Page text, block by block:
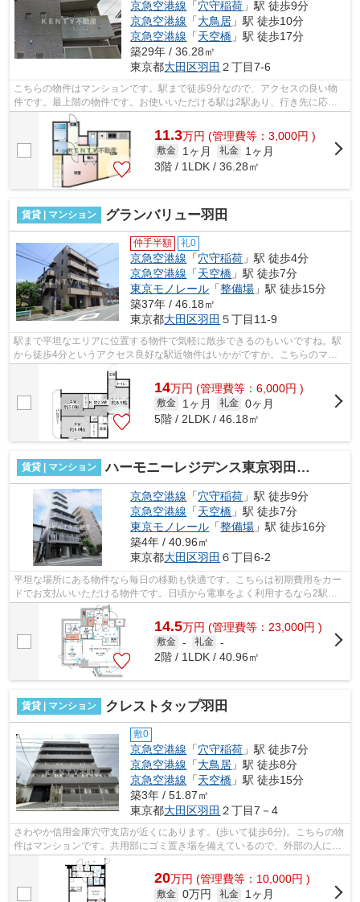
京急空港線 「穴守稲荷 」駅 徒歩9分
京急空港線 「大鳥居 」駅 徒歩10分
京急空港線 「天空橋 」駅 徒歩17分
築29年 / 36.28㎡
東京都大田区羽田 ２丁目7-6
こちらの物件はマンションです。駅まで徒歩9分なので、アクセスの良い物
件です。最上階の物件です。お使いいただける駅は2駅あり、行き先に応じ
て使い分けができます。ATMに行かずとも...
11.3万円 (管理費等：3,000円 )
敷金 1ヶ月 礼金
1ヶ月
3階 / 1LDK / 36.28㎡
賃貸 | マンション グランバリュー羽田
仲手半額 礼0
京急空港線 「穴守稲荷 」駅 徒歩4分
京急空港線 「天空橋 」駅 徒歩7分
東京モノレール 「整備場 」駅 徒歩15分
築37年 / 46.18㎡
東京都大田区羽田 ５丁目11-9
駅まで平坦なエリアに位置する物件で気軽に散歩できるのもいいですね。駅
から徒歩4分というアクセス良好な駅近物件はいかがですか。こちらのマン
ションでは初期費用をカードでお支払い...
14万円 (管理費等：6,000円 )
敷金 1ヶ月 礼金 0ヶ月
5階 / 2LDK / 46.18㎡
賃貸 | マンション ハーモニーレジデンス東京羽田スカイブリッジ
京急空港線 「穴守稲荷 」駅 徒歩9分
京急空港線 「天空橋 」駅 徒歩7分
東京モノレール 「整備場 」駅 徒歩16分
築4年 / 40.96㎡
東京都大田区羽田 ６丁目6-2
平坦な場所にある物件なら毎日の移動も快適です。こちらは初期費用をカー
ドでお支払いいただける物件です。日頃から電車をよく利用するなら2駅利
用可能な物件はいかがでしょうか。外観...
14.5万円 (管理費等：23,000円 )
敷金 - 礼金 -
2階 / 1LDK / 40.96㎡
賃貸 | マンション クレストタップ羽田
敷0
京急空港線 「穴守稲荷 」駅 徒歩7分
京急空港線 「大鳥居 」駅 徒歩8分
京急空港線 「天空橋 」駅 徒歩15分
築3年 / 51.87㎡
東京都大田区羽田 ２丁目7－4
さわやか信用金庫穴守支店が近くにあります。(歩いて徒歩6分)。こちらの物
件はマンションです。共用部にゴミ置き場を備えているので、外部の人にご
みを見られたりするリスクを減らせま...
20万円 (管理費等：10,000円 )
敷金 0万円 礼金
1ヶ月